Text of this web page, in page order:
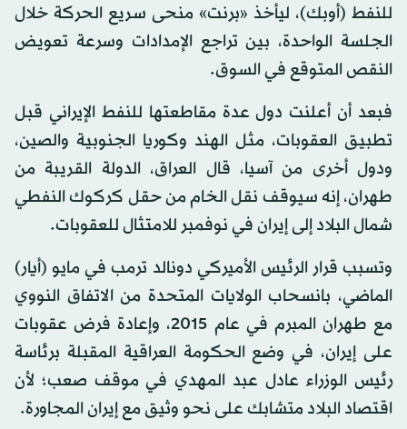
للنفط (أوبك)، ليأخذ «برنت» منحى سريع الحركة خلال
الجلسة الواحدة، بين تراجع الإمدادات وسرعة تعويض
النقص المتوقع في السوق.
فبعد أن أعلنت دول عدة مقاطعتها للنفط الإيراني قبل
تطبيق العقوبات، مثل الهند وكوريا الجنوبية والصين،
ودول أخرى من آسيا، قال العراق، الدولة القريبة من
طهران، إنه سيوقف نقل الخام من حقل كركوك النفطي
شمال البلاد إلى إيران في نوفمبر للامتثال للعقوبات.
وتسبب قرار الرئيس الأميركي دونالد ترمب في مايو (أيار)
الماضي، بانسحاب الولايات المتحدة من الاتفاق النووي
مع طهران المبرم في عام 2015، وإعادة فرض عقوبات
على إيران، في وضع الحكومة العراقية المقبلة برئاسة
رئيس الوزراء عادل عبد المهدي في موقف صعب؛ لأن
اقتصاد البلاد متشابك على نحو وثيق مع إيران المجاورة.